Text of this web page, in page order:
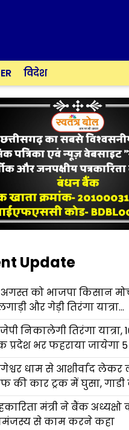
विदेश
Update
अगस्त को भाजपा किसान
और गेड़ी तिरंगा यात्रा…
निकालेगी तिरंगा यात्रा,
प्रदेश भर फहराया जायेगा
धाम से आशीर्वाद लेकर
की कार ट्रक में घुसा,
मंत्री ने बैंक
से काम करने कहा